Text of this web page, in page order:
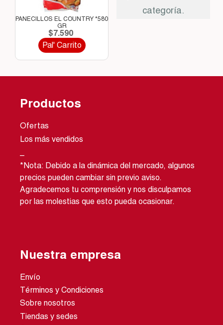
PANECILLOS EL COUNTRY *580
GR
$7.590
Pal' Carrito
categoría.
Productos
Ofertas
Los más vendidos
*Nota: Debido a la dinámica del mercado, algunos
precios pueden cambiar sin previo aviso.
Agradecemos tu comprensión y nos disculpamos
por las molestias que esto pueda ocasionar.
Nuestra empresa
Envío
Términos y Condiciones
Sobre nosotros
Tiendas y sedes